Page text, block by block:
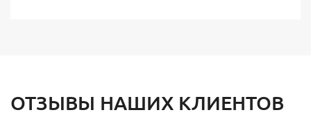
ОТЗЫВЫ НАШИХ КЛИЕНТОВ